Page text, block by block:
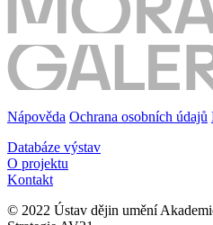
Nápověda Ochrana osobních údajů
Databáze výstav
O projektu
Kontakt
© 2022 Ústav dějin umění